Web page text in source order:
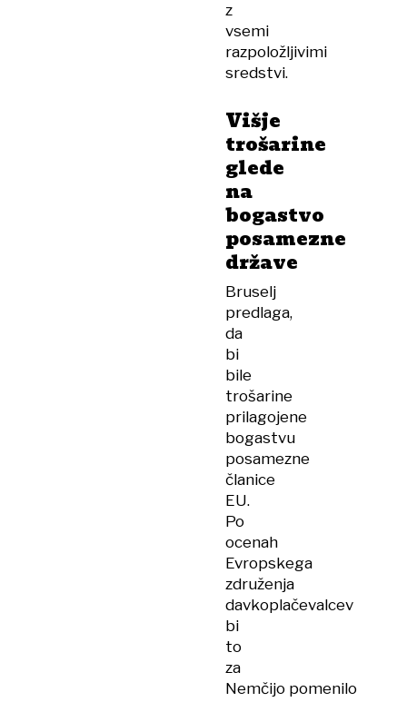
z
vsemi
razpoložljivimi
sredstvi.
Višje
trošarine
glede
na
bogastvo
posamezne
države
Bruselj
predlaga,
da
bi
bile
trošarine
prilagojene
bogastvu
posamezne
članice
EU.
Po
ocenah
Evropskega
združenja
davkoplačevalcev
bi
to
za
Nemčijo pomenilo